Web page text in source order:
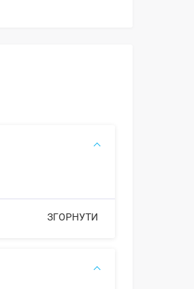
ЗГОРНУТИ